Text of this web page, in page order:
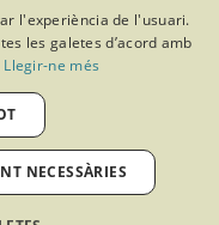
Avís legal
qualitat
Portal Builder
l'experiència de l'usuari.
les galetes d’acord amb
Llegir-ne més
NECESSÀRIES